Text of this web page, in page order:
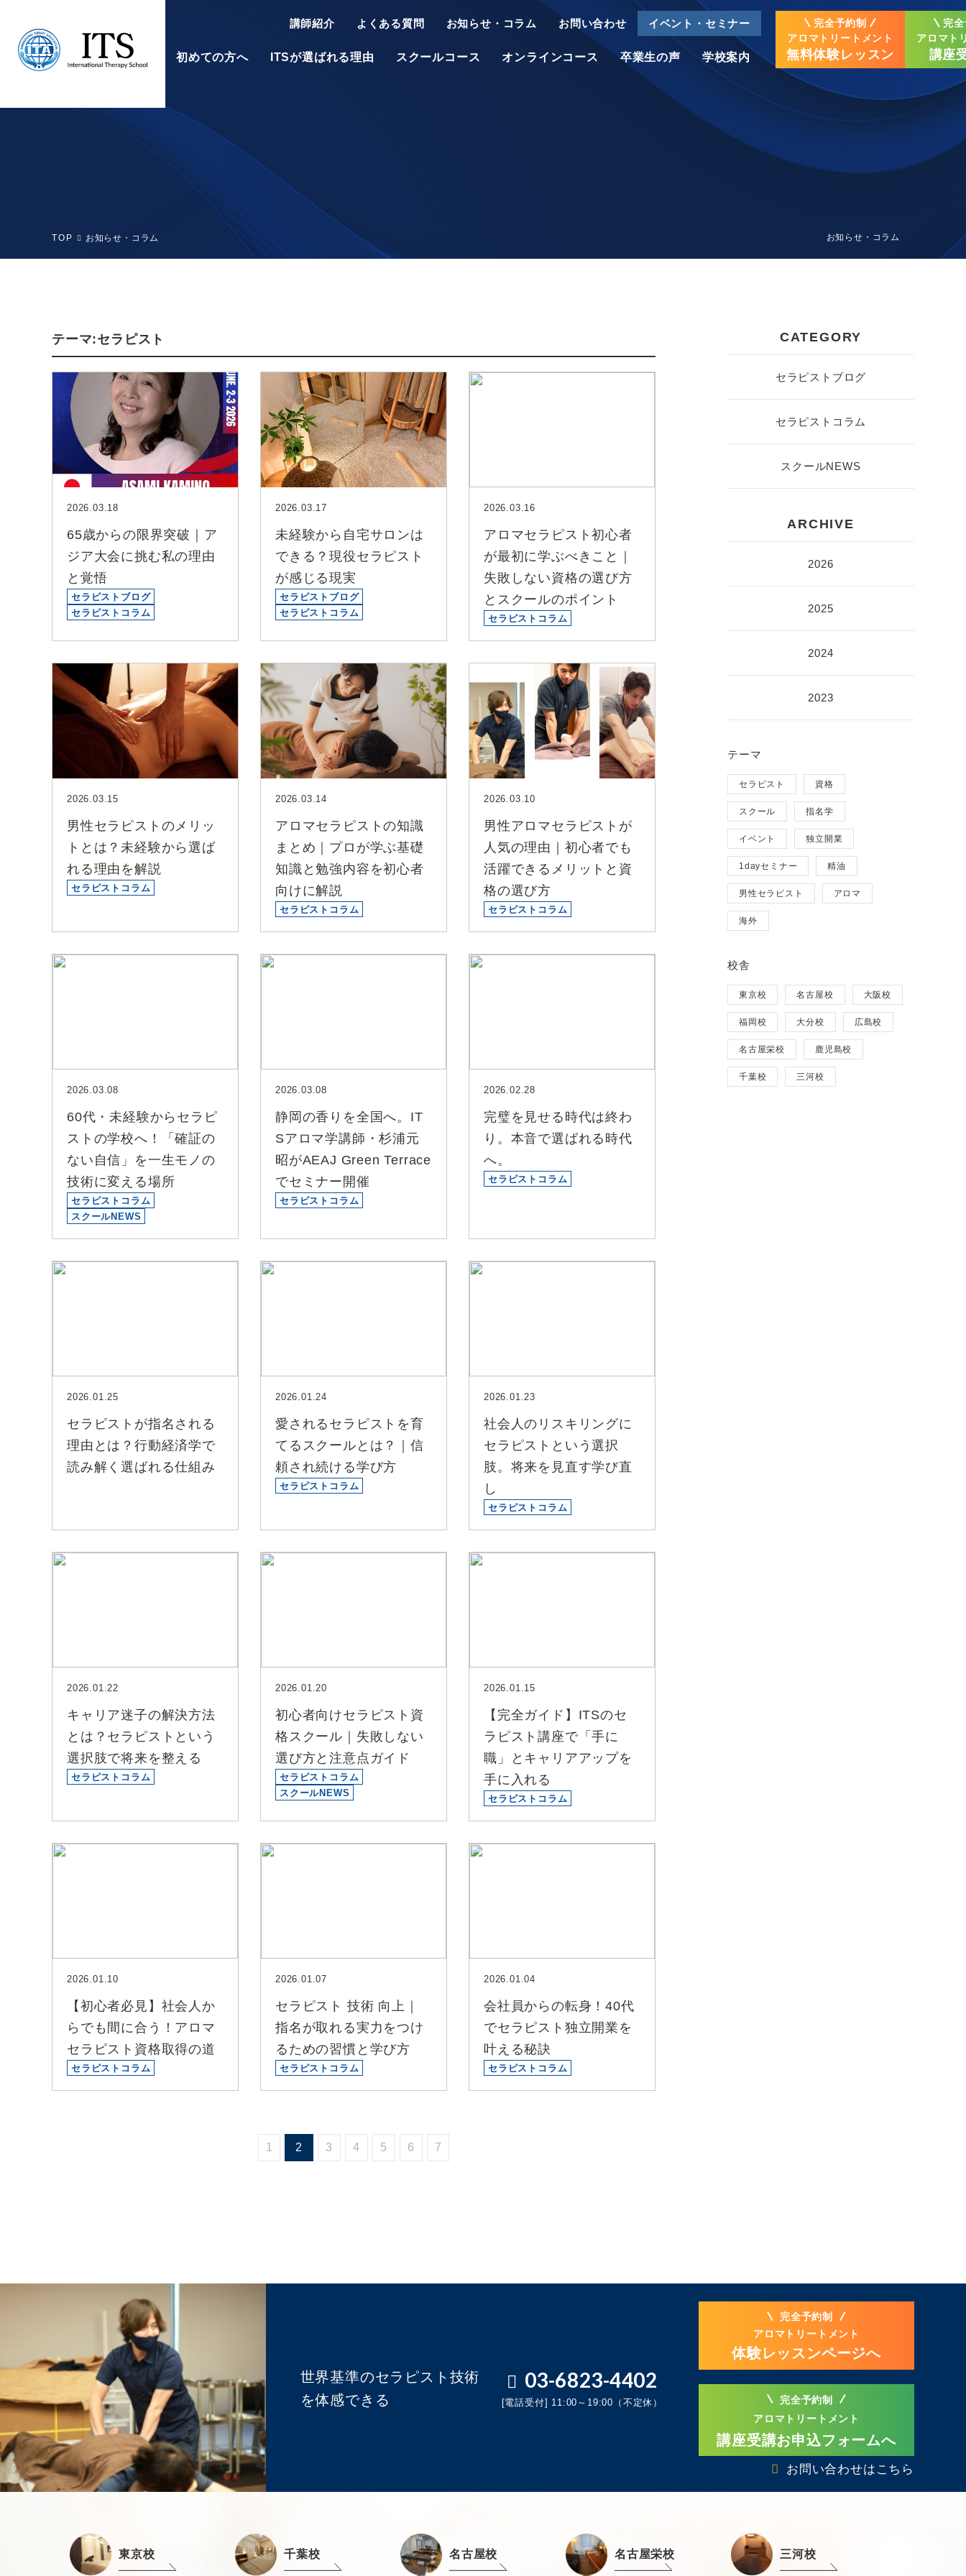
講師紹介 よくある質問 お知らせ・コラム お問い合わせ イベント・セミナー
初めての方へ ITSが選ばれる理由 スクールコース
タイ古式系講座
タイ古式
オンラインコース 卒業生の声 学校案内
広島校
完全予約制
アロマトリートメント
無料体験レッスン
完
アロマト
講座
お知らせ・コラム
TOP お知らせ・コラム
テーマ:セラピスト
2026.03.18
65歳からの限界突破｜ア
ジア大会に挑む私の理由
と覚悟
セラピストブログ
セラピストコラム
2026.03.17
未経験から自宅サロンは
できる？現役セラピスト
が感じる現実
セラピストブログ
セラピストコラム
2026.03.16
アロマセラピスト初心者
が最初に学ぶべきこと｜
失敗しない資格の選び方
とスクールのポイント
セラピストコラム
2026.03.15
男性セラピストのメリッ
トとは？未経験から選ば
れる理由を解説
セラピストコラム
2026.03.14
アロマセラピストの知識
まとめ｜プロが学ぶ基礎
知識と勉強内容を初心者
向けに解説
セラピストコラム
2026.03.10
男性アロマセラピストが
人気の理由｜初心者でも
活躍できるメリットと資
格の選び方
セラピストコラム
2026.03.08
60代・未経験からセラピ
ストの学校へ！「確証の
ない自信」を一生モノの
技術に変える場所
セラピストコラム
スクールNEWS
2026.03.08
静岡の香りを全国へ。IT
Sアロマ学講師・杉浦元
昭がAEAJ Green Terrace
でセミナー開催
セラピストコラム
2026.02.28
完璧を見せる時代は終わ
り。本音で選ばれる時代
へ。
セラピストコラム
2026.01.25
セラピストが指名される
理由とは？行動経済学で
読み解く選ばれる仕組み
2026.01.24
愛されるセラピストを育
てるスクールとは？｜信
頼され続ける学び方
セラピストコラム
2026.01.23
社会人のリスキリングに
セラピストという選択
肢。将来を見直す学び直
し
セラピストコラム
2026.01.22
キャリア迷子の解決方法
とは？セラピストという
選択肢で将来を整える
セラピストコラム
2026.01.20
初心者向けセラピスト資
格スクール｜失敗しない
選び方と注意点ガイド
セラピストコラム
スクールNEWS
2026.01.15
【完全ガイド】ITSのセ
ラピスト講座で「手に
職」とキャリアアップを
手に入れる
セラピストコラム
2026.01.10
【初心者必見】社会人か
らでも間に合う！アロマ
セラピスト資格取得の道
セラピストコラム
2026.01.07
セラピスト 技術 向上｜
指名が取れる実力をつけ
るための習慣と学び方
セラピストコラム
2026.01.04
会社員からの転身！40代
でセラピスト独立開業を
叶える秘訣
セラピストコラム
1 2 3 4 5 6 7
CATEGORY
セラピストブログ
セラピストコラム
スクールNEWS
ARCHIVE
2026
2025
2024
2023
テーマ
セラピスト 資格
スクール 指名学
イベント 独立開業
1dayセミナー 精油
男性セラピスト アロマ
海外
校舎
東京校 名古屋校 大阪校
福岡校 大分校 広島校
名古屋栄校 鹿児島校
千葉校 三河校
世界基準のセラピスト技術
を体感できる
03-6823-4402
[電話受付] 11:00～19:00（不定休）
完全予約制
アロマトリートメント
体験レッスンページへ
完全予約制
アロマトリートメント
講座受講お申込フォームへ
お問い合わせはこちら
東京校 千葉校 名古屋校 名古屋栄校 三河校